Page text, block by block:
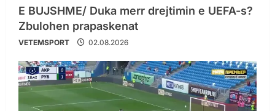
E BUJSHME/ Duka merr drejtimin e UEFA-s?
Zbulohen prapaskenat
VETEMSPORT 02.08.2026